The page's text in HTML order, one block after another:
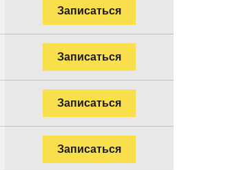
Записаться
Записаться
Записаться
Записаться